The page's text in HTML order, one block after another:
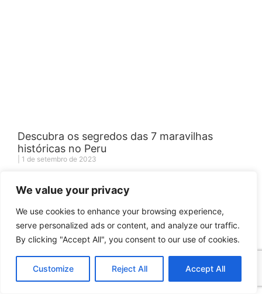
We value your privacy
We use cookies to enhance your browsing experience,
serve personalized ads or content, and analyze our traffic.
By clicking "Accept All", you consent to our use of cookies.
Customize Reject All Accept All
Descubra os segredos das 7 maravilhas
históricas no Peru
1 de setembro de 2023